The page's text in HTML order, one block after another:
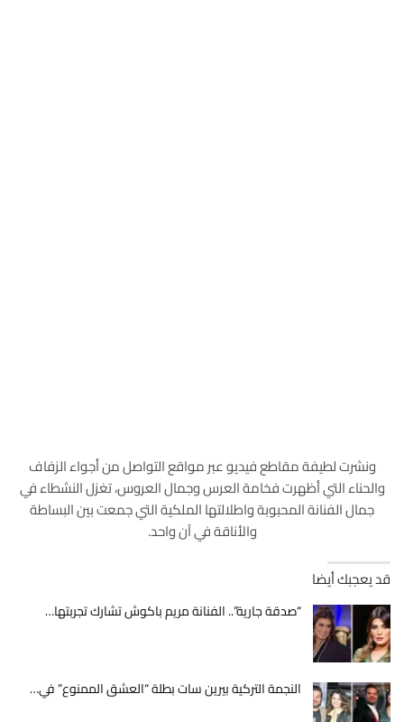
ونشرت لطيفة مقاطع فيديو عبر مواقع التواصل من أجواء الزفاف
والحناء التي أظهرت فخامة العرس وجمال العروس، تغزل النشطاء في
جمال الفنانة المحبوبة واطلالتها الملكية التي جمعت بين البساطة
والأناقة في آن واحد.
قد يعجبك أيضا
“صدقة جارية”.. الفنانة مريم باكوش تشارك تجربتها…
النجمة التركية بيرين سات بطلة “العشق الممنوع” في…